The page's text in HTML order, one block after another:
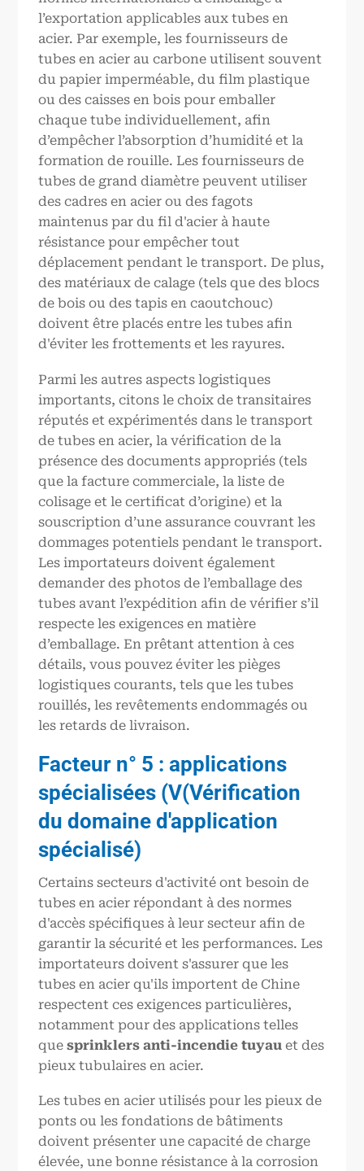
l’exportation applicables aux tubes en
acier. Par exemple, les fournisseurs de
tubes en acier au carbone utilisent souvent
du papier imperméable, du film plastique
ou des caisses en bois pour emballer
chaque tube individuellement, afin
d’empêcher l’absorption d’humidité et la
formation de rouille. Les fournisseurs de
tubes de grand diamètre peuvent utiliser
des cadres en acier ou des fagots
maintenus par du fil d'acier à haute
résistance pour empêcher tout
déplacement pendant le transport. De plus,
des matériaux de calage (tels que des blocs
de bois ou des tapis en caoutchouc)
doivent être placés entre les tubes afin
d'éviter les frottements et les rayures.
Parmi les autres aspects logistiques
importants, citons le choix de transitaires
réputés et expérimentés dans le transport
de tubes en acier, la vérification de la
présence des documents appropriés (tels
que la facture commerciale, la liste de
colisage et le certificat d’origine) et la
souscription d’une assurance couvrant les
dommages potentiels pendant le transport.
Les importateurs doivent également
demander des photos de l’emballage des
tubes avant l’expédition afin de vérifier s’il
respecte les exigences en matière
d’emballage. En prêtant attention à ces
détails, vous pouvez éviter les pièges
logistiques courants, tels que les tubes
rouillés, les revêtements endommagés ou
les retards de livraison.
Facteur n° 5 : applications
spécialisées (V(Vérification
du domaine d'application
spécialisé)
Certains secteurs d'activité ont besoin de
tubes en acier répondant à des normes
d'accès spécifiques à leur secteur afin de
garantir la sécurité et les performances. Les
importateurs doivent s'assurer que les
tubes en acier qu'ils importent de Chine
respectent ces exigences particulières,
notamment pour des applications telles
quesprinklers anti-incendie tuyau et des
pieux tubulaires en acier.
Les tubes en acier utilisés pour les pieux de
ponts ou les fondations de bâtiments
doivent présenter une capacité de charge
élevée, une bonne résistance à la corrosion